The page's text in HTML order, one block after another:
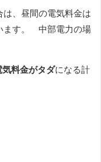
は、昼間の電気料金は
ます。 中部電力の場
気料金がタダになる計